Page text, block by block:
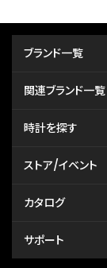
ブランド一覧
関連ブランド一覧
時計を探す
ストア/イベント
カタログ
サポート